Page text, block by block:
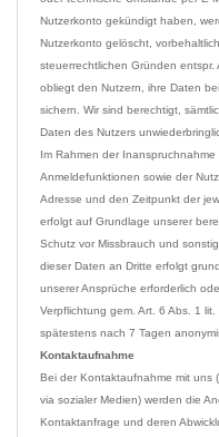
Nutzerkonto gekündigt haben,
Nutzerkonto gelöscht,
steuerrechtlichen Gründen
obliegt den Nutzern, ihre Daten
sichern. Wir sind berechtigt,
Daten des Nutzers
Im Rahmen der
Anmeldefunktionen sowie der
Adresse und den Zeitpunkt der
erfolgt auf Grundlage unserer
Schutz vor Missbrauch und
dieser Daten an Dritte erfolgt
unserer Ansprüche erforderlich
Verpflichtung gem. Art. 6 Abs. 1
Kontaktaufnahme
Bei der Kontaktaufnahme mit uns
via sozialer Medien) werden die
Kontaktanfrage und deren